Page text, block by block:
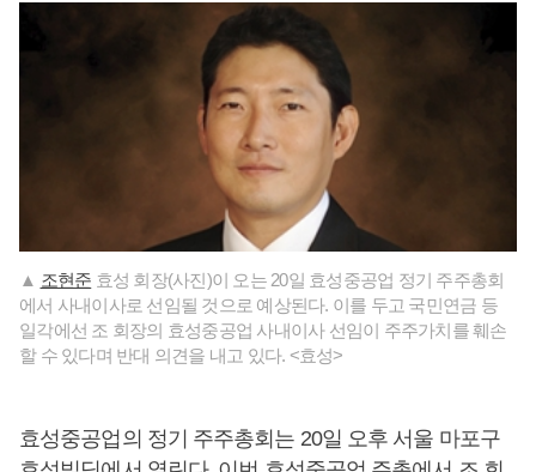
▲ 조현준 효성 회장(사진)이 오는 20일 효성중공업 정기 주주총회
에서 사내이사로 선임될 것으로 예상된다. 이를 두고 국민연금 등
일각에선 조 회장의 효성중공업 사내이사 선임이 주주가치를 훼손
할 수 있다며 반대 의견을 내고 있다. <효성>
효성중공업의 정기 주주총회는 20일 오후 서울 마포구